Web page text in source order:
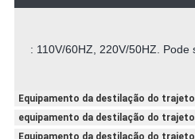
: 110V/60HZ, 220V/50HZ.
Equipamento da destilação do
equipamento da destilação do
Equipamento da destilação do